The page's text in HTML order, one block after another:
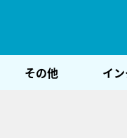
その他 イ